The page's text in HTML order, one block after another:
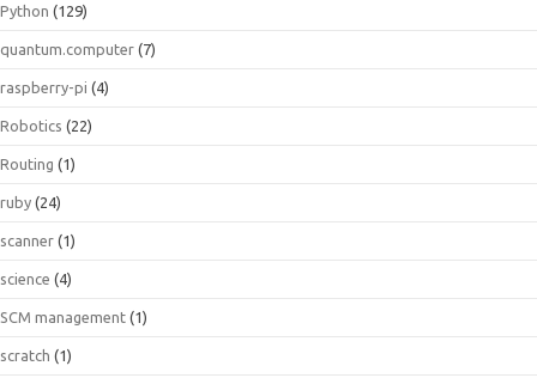
Python (129)
quantum.computer (7)
raspberry-pi (4)
Robotics (22)
Routing (1)
ruby (24)
scanner (1)
science (4)
SCM management (1)
scratch (1)